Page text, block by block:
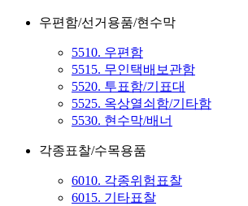
우편함/선거용품/현수막
5510. 우편함
5515. 무인택배보관함
5520. 투표함/기표대
5525. 옥상열쇠함/기타함
5530. 현수막/배너
각종표찰/수목용품
6010. 각종위험표찰
6015. 기타표찰